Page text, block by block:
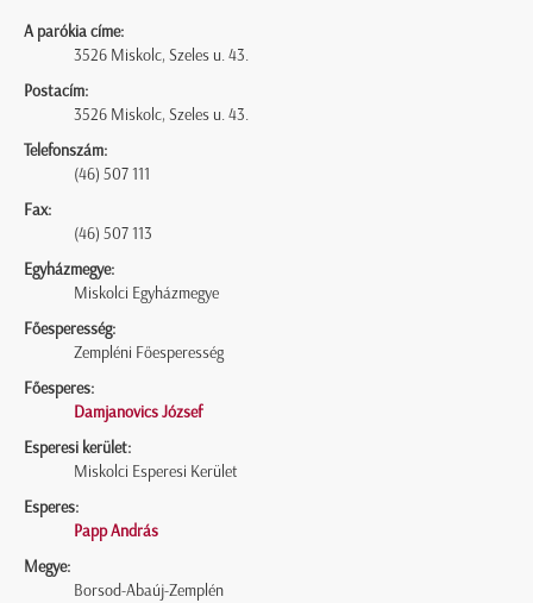
A parókia címe:
3526 Miskolc, Szeles u. 43.
Postacím:
3526 Miskolc, Szeles u. 43.
Telefonszám:
(46) 507 111
Fax:
(46) 507 113
Egyházmegye:
Miskolci Egyházmegye
Főesperesség:
Zempléni Főesperesség
Főesperes:
Damjanovics József
Esperesi kerület:
Miskolci Esperesi Kerület
Esperes:
Papp András
Megye:
Borsod-Abaúj-Zemplén